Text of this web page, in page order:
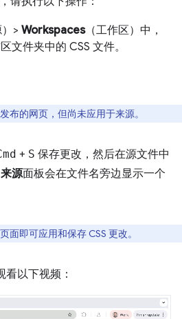
> Workspaces（工作区）中，
文件夹中的 CSS 文件。
布的网页，但尚未应用于来源。
+ S 保存更改，然后在源文件中
来源面板会在文件名旁边显示一个
面即可应用和保存 CSS 更改。
以下视频：